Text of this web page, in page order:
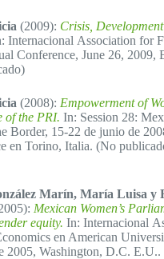
(2009): Crisis,
Internacional Association for
Conference, June 26, 2009,
(2008): Empowerment of
of the PRI. In: Session 28:
Border, 15-22 de junio de
en Torino, Italia. (No
Marín, María Luisa y
Mexican Women’s
equity. In: Internacional
en American
2005, Washington, D.C.